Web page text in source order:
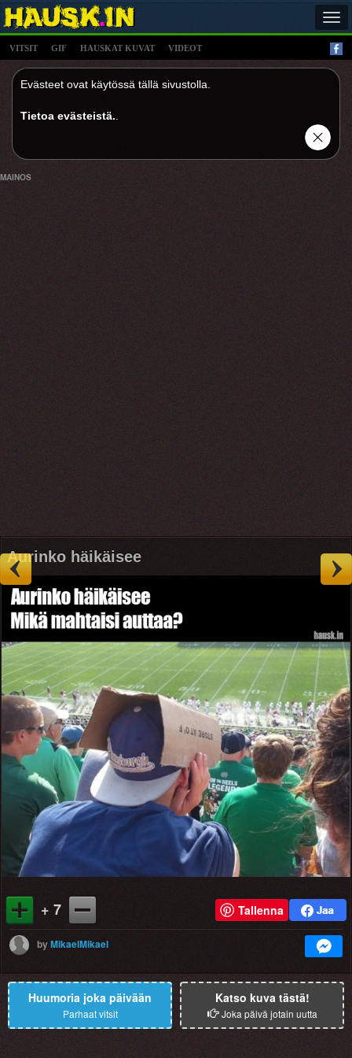
VITSIT GIF HAUSKAT KUVAT VIDEOT
Evästeet ovat käytössä tällä sivustolla.
Tietoa evästeistä.
MAINOS
Aurinko häikäisee
+ 7 Tallenna
byMikaelMikael
Huumoria joka päivään
Parhaat vitsit
Katso kuva tästä!
Joka päivä jotain uutta